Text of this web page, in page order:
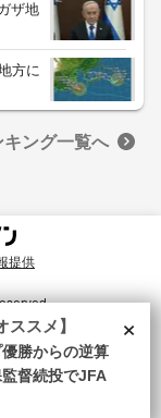
ザ地
方に
キング一覧へ
提供
ンツや広告配信を提供する
シー をご確認ください。×
ススメ】
優勝からの逆算
督続投でJFA